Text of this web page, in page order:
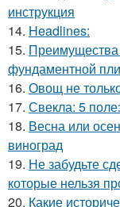
инструкция
14. Headlines:
15. Преимущества
фундаментной
16. Овощ не
17. Свекла: 5
18. Весна или
виноград
19. Не забудьте
которые нельзя
20. Какие